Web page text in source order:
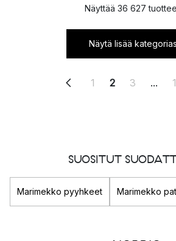
Näyttää 36 627
Näytä lisää
1 2 3 ...
SUOSITUT
Marimekko pyyhkeet Marimekko